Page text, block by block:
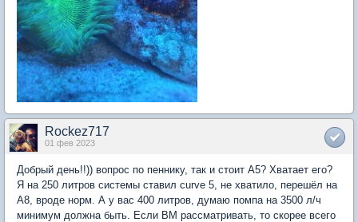
Rockez717
01 фев 2023
Добрый день!!)) вопрос по пеннику, так и стоит А5? Хватает его?
Я на 250 литров системы ставил curve 5, не хватило, перешёл на
А8, вроде норм. А у вас 400 литров, думаю помпа на 3500 л/ч
минимум должна быть. Если BM рассматривать, то скорее всего